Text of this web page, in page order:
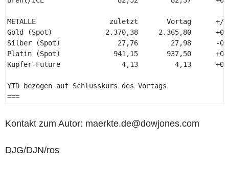
METALLE                  zuletzt       Vortag      +/-
Gold (Spot)             2.370,38     2.365,80
Silber (Spot)              27,76        27,98      -
Platin (Spot)             941,15       937,50
Kupfer-Future               4,13         4,13
YTD bezogen auf Schlusskurs des Vortags
===
Kontakt zum Autor: maerkte.de@dowjones.com
DJG/DJN/ros